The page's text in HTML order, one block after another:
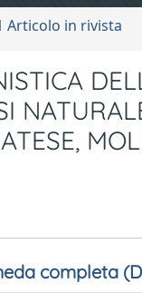
Articolo in rivista
completa